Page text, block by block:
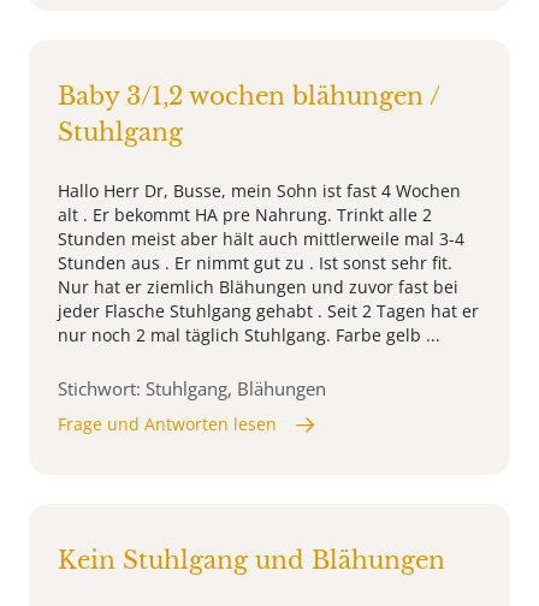
Baby 3/1,2 wochen blähungen /
Stuhlgang
Hallo Herr Dr, Busse, mein Sohn ist fast 4 Wochen
alt . Er bekommt HA pre Nahrung. Trinkt alle 2
Stunden meist aber hält auch mittlerweile mal 3-4
Stunden aus . Er nimmt gut zu . Ist sonst sehr fit.
Nur hat er ziemlich Blähungen und zuvor fast bei
jeder Flasche Stuhlgang gehabt . Seit 2 Tagen hat er
nur noch 2 mal täglich Stuhlgang. Farbe gelb ...
Stichwort: Stuhlgang, Blähungen
Frage und Antworten lesen
Kein Stuhlgang und Blähungen